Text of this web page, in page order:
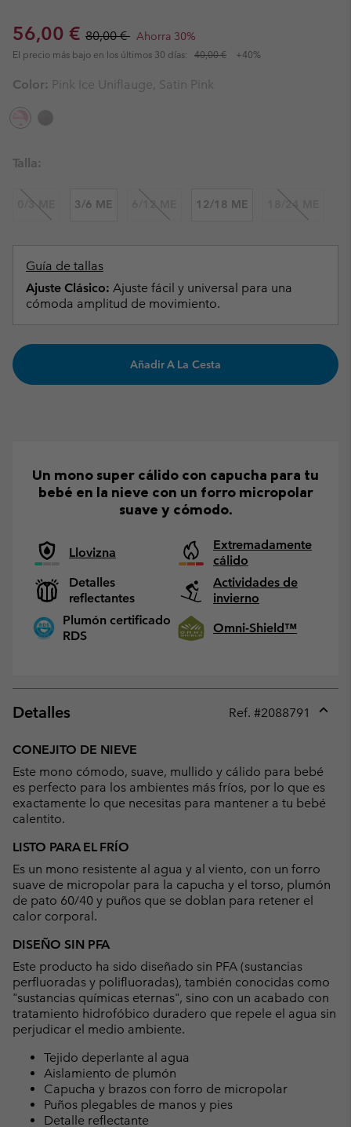
Sale price:
56,00 € Regular price:
80,00 € Ahorra 30%
El precio más bajo en los últimos 30 días: 40,00 € +40%
Color: Pink Ice Uniflauge, Satin Pink
Talla:
0/3 ME 3/6 ME 6/12 ME 12/18 ME 18/24 ME
Guía de tallas
Ajuste Clásico: Ajuste fácil y universal para una
cómoda amplitud de movimiento.
Añadir A La Cesta
Un mono super cálido con capucha para tu
bebé en la nieve con un forro micropolar
suave y cómodo.
Llovizna
Extremadamente
cálido
Detalles
reflectantes
Actividades de
invierno
Plumón certificado
RDS
Omni-Shield™
Detalles Ref. #2088791
CONEJITO DE NIEVE
Este mono cómodo, suave, mullido y cálido para bebé
es perfecto para los ambientes más fríos, por lo que es
exactamente lo que necesitas para mantener a tu bebé
calentito.
LISTO PARA EL FRÍO
Es un mono resistente al agua y al viento, con un forro
suave de micropolar para la capucha y el torso, plumón
de pato 60/40 y puños que se doblan para retener el
calor corporal.
DISEÑO SIN PFA
Este producto ha sido diseñado sin PFA (sustancias
perfluoradas y polifluoradas), también conocidas como
"sustancias químicas eternas", sino con un acabado con
tratamiento hidrofóbico duradero que repele el agua sin
perjudicar el medio ambiente.
Tejido deperlante al agua
Aislamiento de plumón
Capucha y brazos con forro de micropolar
Puños plegables de manos y pies
Detalle reflectante